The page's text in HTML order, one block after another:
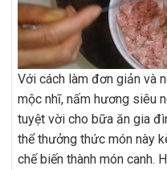
Với cách làm đơn giản và
mộc nhĩ, nấm hương siêu
tuyệt vời cho bữa ăn gia
thể thưởng thức món này
chế biến thành món canh.